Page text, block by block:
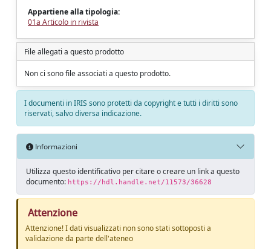
Appartiene alla tipologia:
01a Articolo in rivista
File allegati a questo prodotto
Non ci sono file associati a questo prodotto.
I documenti in IRIS sono protetti da copyright e tutti i diritti sono
riservati, salvo diversa indicazione.
Informazioni
Utilizza questo identificativo per citare o creare un link a questo
documento: https://hdl.handle.net/11573/36628
Attenzione
Attenzione! I dati visualizzati non sono stati sottoposti a
validazione da parte dell'ateneo